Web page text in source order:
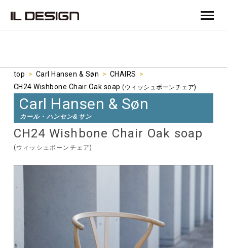
top > Carl Hansen & Søn > CHAIRS >
CH24 Wishbone Chair Oak soap(ウィッシュボーンチェア)
Carl Hansen & Søn
カール・ハンセン&サン
CH24 Wishbone Chair Oak soap
(ウィッシュボーンチェア)